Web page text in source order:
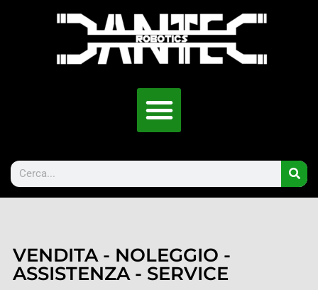
VENDITA - NOLEGGIO -
ASSISTENZA - SERVICE